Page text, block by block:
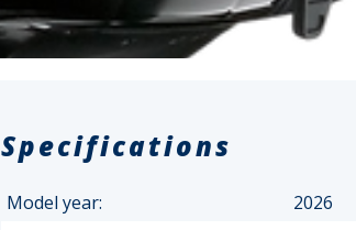
Specifications
Model year:
2026